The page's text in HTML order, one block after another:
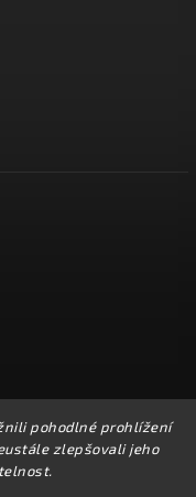
pohodlné prohlížení
zlepšovali jeho
z důvodu